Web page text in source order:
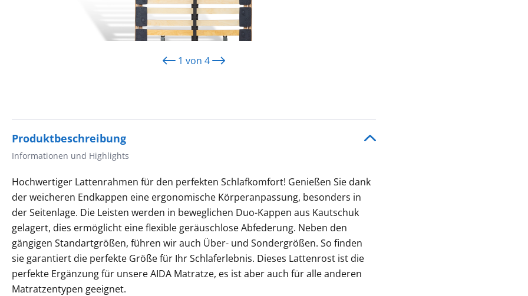
1 von 4
Produktbeschreibung
Informationen und Highlights
Hochwertiger Lattenrahmen für den perfekten Schlafkomfort! Genießen Sie dank
der weicheren Endkappen eine ergonomische Körperanpassung, besonders in
der Seitenlage. Die Leisten werden in beweglichen Duo-Kappen aus Kautschuk
gelagert, dies ermöglicht eine flexible geräuschlose Abfederung. Neben den
gängigen Standartgrößen, führen wir auch Über- und Sondergrößen. So finden
sie garantiert die perfekte Größe für Ihr Schlaferlebnis. Dieses Lattenrost ist die
perfekte Ergänzung für unsere AIDA Matratze, es ist aber auch für alle anderen
Matratzentypen geeignet.